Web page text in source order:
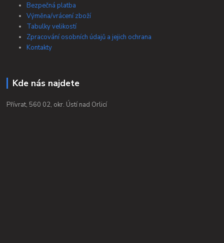
Bezpečná platba
Výměna/vrácení zboží
Tabulky velikostí
Zpracování osobních údajů a jejich ochrana
Kontakty
Kde nás najdete
Přívrat, 560 02, okr. Ústí nad Orlicí